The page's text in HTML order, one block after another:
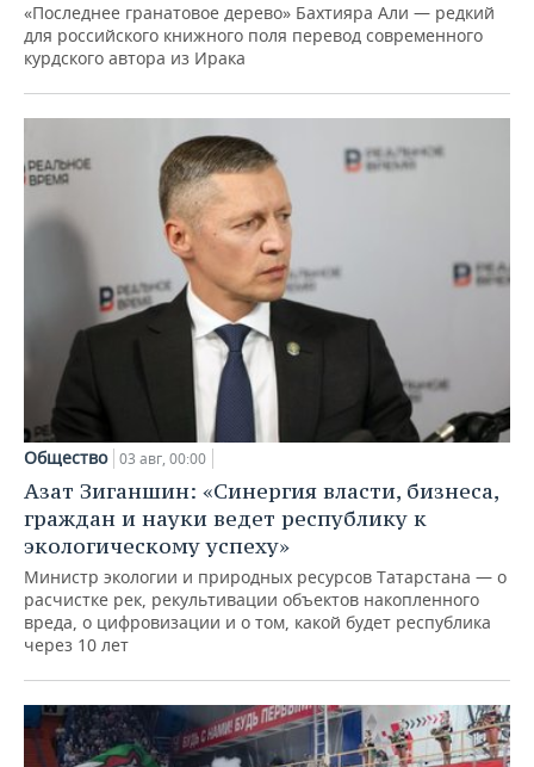
«Последнее гранатовое дерево» Бахтияра Али — редкий
для российского книжного поля перевод современного
курдского автора из Ирака
Общество 03 авг, 00:00
Азат Зиганшин: «Синергия власти, бизнеса,
граждан и науки ведет республику к
экологическому успеху»
Министр экологии и природных ресурсов Татарстана — о
расчистке рек, рекультивации объектов накопленного
вреда, о цифровизации и о том, какой будет республика
через 10 лет